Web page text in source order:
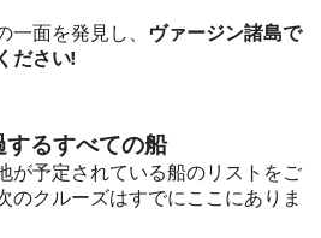
一面を発見し、
ヴァージン諸島で
ださい!
るすべての船
が予定されている船のリストをご
のクルーズはすでにここにありま